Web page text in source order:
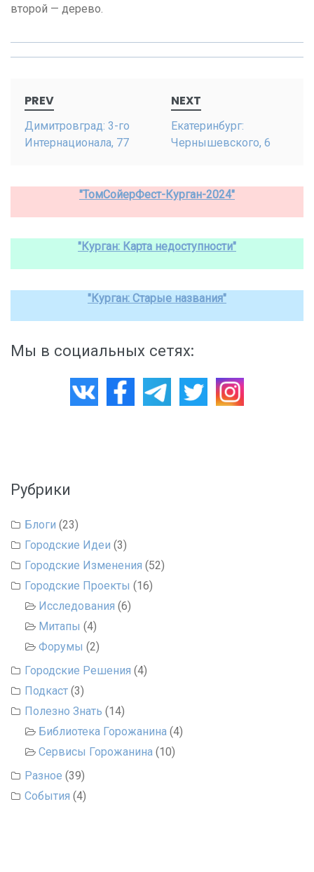
второй — дерево.
navigation
PREV
Димитровград: 3-го
Интернационала, 77
NEXT
Екатеринбург:
Чернышевского, 6
"ТомСойерФест-Курган-2024"
"Курган: Карта недоступности"
"Курган: Старые названия"
Мы в социальных сетях:
Рубрики
Блоги (23)
Городские Идеи (3)
Городские Изменения (52)
Городские Проекты (16)
Исследования (6)
Митапы (4)
Форумы (2)
Городские Решения (4)
Подкаст (3)
Полезно Знать (14)
Библиотека Горожанина (4)
Сервисы Горожанина (10)
Разное (39)
События (4)